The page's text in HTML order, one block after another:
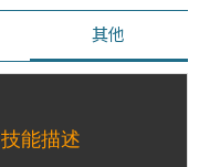
其他
技能描述